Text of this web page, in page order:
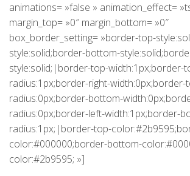
animations= »false » animation_effect=
margin_top= »0″ margin_bottom= »0″
box_border_setting= »border-top-
style:solid;border-bottom-
style:solid;|border-top-width:1px;border-
radius:1px;border-right-width:0px;border-
radius:0px;border-bottom-
radius:0px;border-left-width:1px;border-
radius:1px;|border-top-
color:#000000;border-bottom-
color:#2b9595; »]